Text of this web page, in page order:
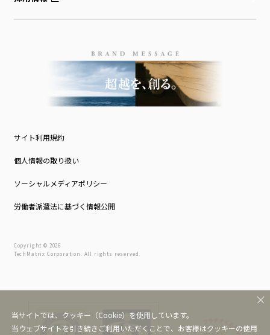
サイト利用規約
個人情報の取り扱い
ソーシャルメディアポリシー
労働者派遣法に基づく情報公開
Copyright © 2026
TechMatrix Corporation. All rights reserved.
当サイトでは、クッキー（Cookie）を使用しています。
当ウェブサイトを引き続きご利用いただくことで、お客様はクッキーの使用